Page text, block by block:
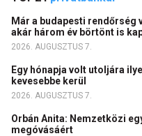
Már a budapesti
akár három év börtönt is
2026. AUGUSZTUS 7.
Egy hónapja volt utoljára
kevesebbe kerül
2026. AUGUSZTUS 7.
Orbán Anita: Nemzetközi
megóvásáért